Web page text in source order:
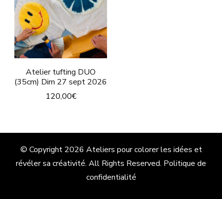
Atelier tufting DUO
(35cm) Dim 27 sept 2026
120,00€
© Copyright 2026 Ateliers pour colorer les idées et
révéler sa créativité. All Rights Reserved. Politique de
confidentialité